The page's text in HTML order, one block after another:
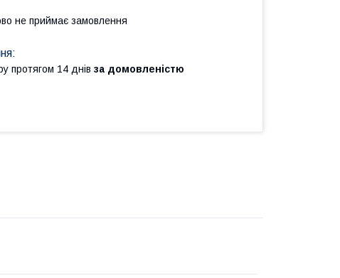
не приймає замовлення
протягом 14 днів за домовленістю